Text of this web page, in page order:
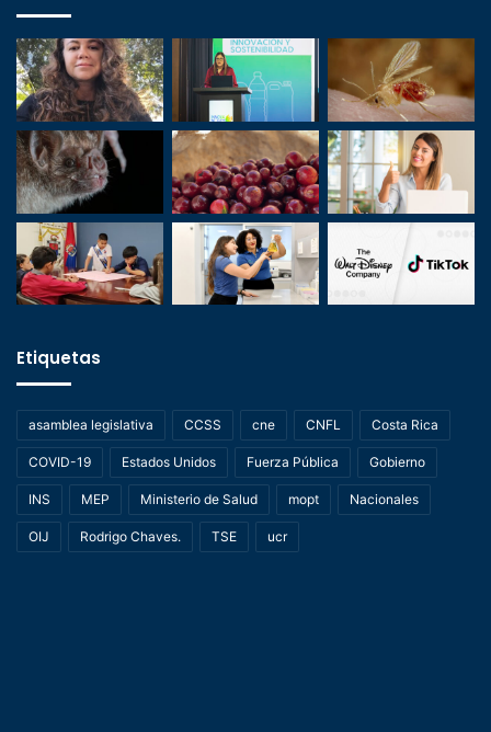
Etiquetas
asamblea legislativa CCSS cne CNFL Costa Rica
COVID-19 Estados Unidos Fuerza Pública Gobierno
INS MEP Ministerio de Salud mopt Nacionales
OIJ Rodrigo Chaves. TSE ucr